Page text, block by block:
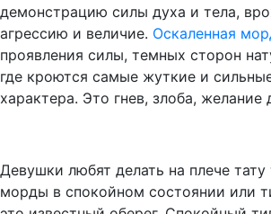
демонстрацию силы духа и тела,
агрессию и величие. Оскаленная
проявления силы, темных сторон
где кроются самые жуткие и
характера. Это гнев, злоба, желание
Девушки любят делать на плече тату
морды в спокойном состоянии или